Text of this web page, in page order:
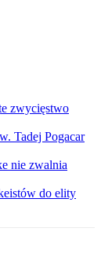
zwycięstwo
Tadej Pogacar
nie zwalnia
do elity